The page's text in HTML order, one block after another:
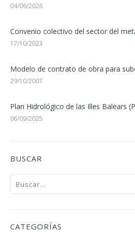
04/06/2026
Convenio colectivo del sector del
17/10/2023
Modelo de contrato de obra para
29/10/2007
Plan Hidrológico de las Illes Balears
06/09/2025
BUSCAR
CATEGORÍAS